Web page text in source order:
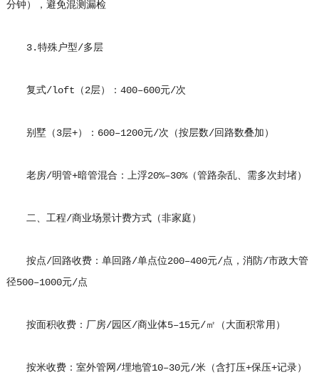
分钟），避免混测漏检
3.特殊户型/多层
复式/loft（2层）：400–600元/次
别墅（3层+）：600–1200元/次（按层数/回路数叠加）
老房/明管+暗管混合：上浮20%–30%（管路杂乱、需多次封堵）
二、工程/商业场景计费方式（非家庭）
按点/回路收费：单回路/单点位200–400元/点，消防/市政大管
径500–1000元/点
按面积收费：厂房/园区/商业体5–15元/㎡（大面积常用）
按米收费：室外管网/埋地管10–30元/米（含打压+保压+记录）